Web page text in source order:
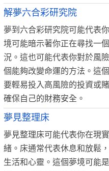
解夢六合彩研究院
夢到六合彩研究院可能代表
境可能暗示著你正在尋找一
況。這也可能代表你對於風
個能夠改變命運的方法。這
要輕易投入高風險的投資或
確保自己的財務安全。
夢見整理床
夢見整理床可能代表你在現
緒。床通常代表休息和放鬆
生活和心靈。這個夢境可能